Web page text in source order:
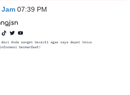
Jam 07:39 PM